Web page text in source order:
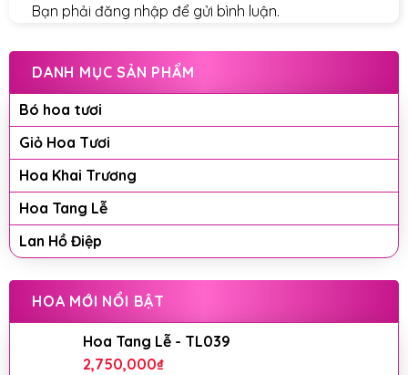
Bạn phải đăng nhập để gửi bình luận.
DANH MỤC SẢN PHẨM
Bó hoa tươi
Giỏ Hoa Tươi
Hoa Khai Trương
Hoa Tang Lễ
Lan Hồ Điệp
HOA MỚI NỔI BẬT
Hoa Tang Lễ - TL039
2,750,000₫